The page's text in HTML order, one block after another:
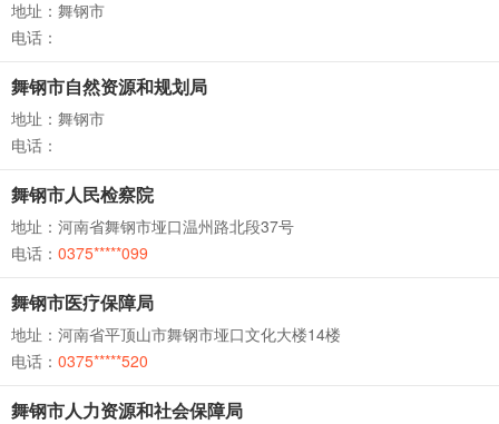
地址：舞钢市
电话：
舞钢市自然资源和规划局
地址：舞钢市
电话：
舞钢市人民检察院
地址：河南省舞钢市垭口温州路北段37号
电话： 0375*****099
舞钢市医疗保障局
地址：河南省平顶山市舞钢市垭口文化大楼14楼
电话： 0375*****520
舞钢市人力资源和社会保障局